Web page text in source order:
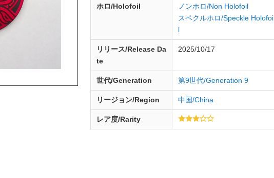
ホロ/Holofoil
ノンホロ/Non Holofoil
スペクルホロ/Speckle Holofoi
l
リリース/ReleaseDa
te
2025/10/17
世代/Generation 第9世代/Generation 9
リージョン/Region 中国/China
レア度/Rarity